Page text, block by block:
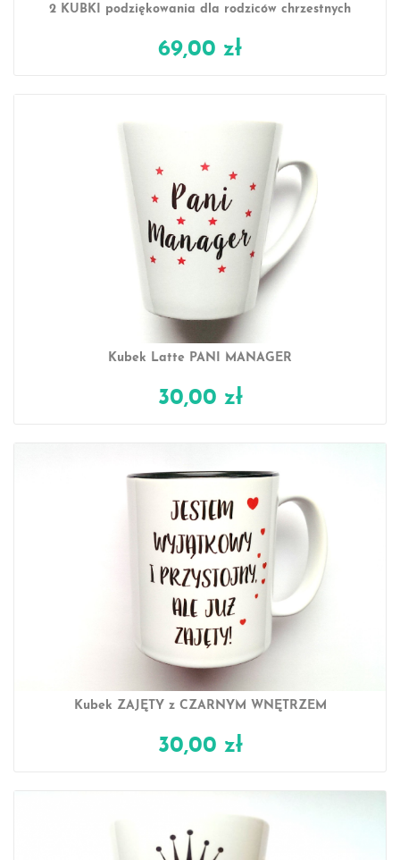
2 KUBKI podziękowania dla rodziców chrzestnych
69,00 zł
Kubek Latte PANI MANAGER
30,00 zł
Kubek ZAJĘTY z CZARNYM WNĘTRZEM
30,00 zł